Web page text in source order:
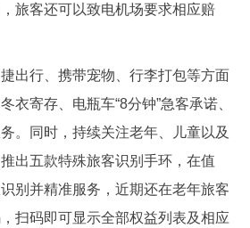
한국어 日本語
FRANÇAIS РУССКИЙ ЯЗЫК
العربية PORTUGUÊS
旅客还可以致电机场要求相应赔
行、携带宠物、行李打包等方面
衣寄存、电瓶车“8分钟”急客承诺、
。同时，持续关注老年、儿童以及
出五款特殊旅客识别手环，在值
别并精准服务，近期还在老年旅客
扫码即可显示全部权益列表及相应